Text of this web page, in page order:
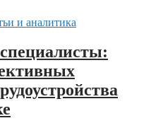
и аналитика